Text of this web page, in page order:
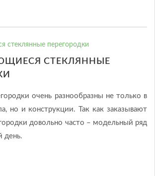
СТЕКЛЯННЫЕ
очень разнообразны не только в
но и конструкции. Так как заказывают
довольно часто – модельный ряд
день.